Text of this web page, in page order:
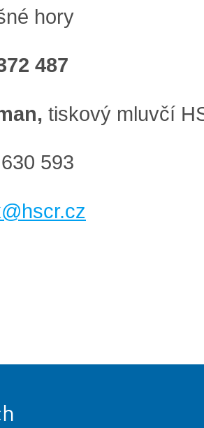
hory
487
tiskový mluvčí
593